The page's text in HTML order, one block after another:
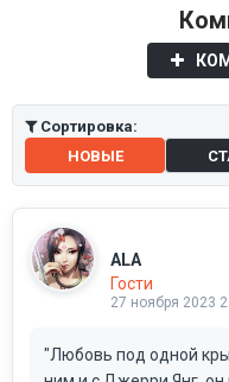
Сортировка:
НОВЫЕ
ALA
Гости
27 ноября 2023
"Любовь под одной